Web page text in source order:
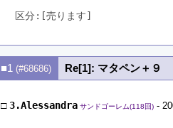
区分:[売ります]
■1 (#68686) Re[1]: マタペン＋９
□3.Alessandra サンドゴーレム(118回) -